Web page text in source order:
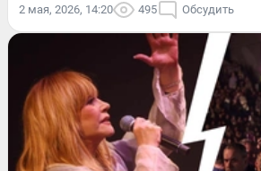
2 мая, 2026, 14:20 495 Обсудить